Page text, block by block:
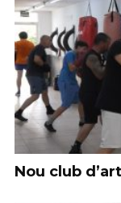
Nou club